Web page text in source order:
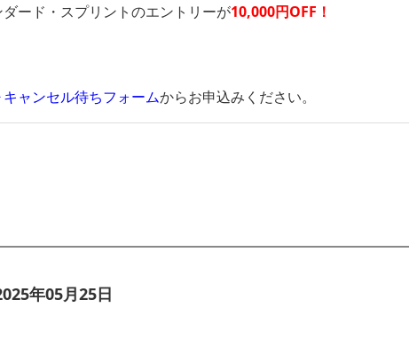
ード・スプリントのエントリーが10,000円OFF！
ャンセル待ちフォームからお申込みください。
年05月25日